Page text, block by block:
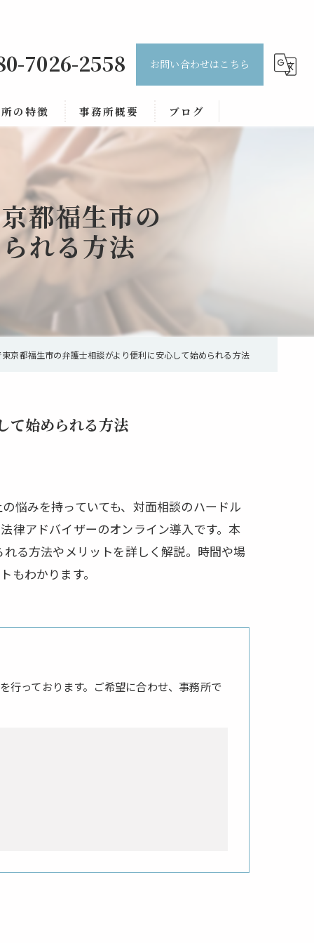
7026-2558 お問い合わせはこちら
の特徴 事務所概要 ブログ
都福生市の
れる方法
京都福生市の弁護士相談がより便利に安心して始められる方法
て始められる方法
悩みを持っていても、対面相談のハードル
律アドバイザーのオンライン導入です。本
る方法やメリットを詳しく解説。時間や場
わかります。
行っております。ご希望に合わせ、事務所で